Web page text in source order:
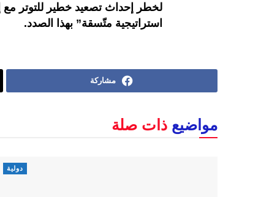
لخطر إحداث تصعيد خطير للتوتر
استراتيجية متّسقة” بهذا الصدد.
مشاركة
مواضيع ذات صلة
دولية